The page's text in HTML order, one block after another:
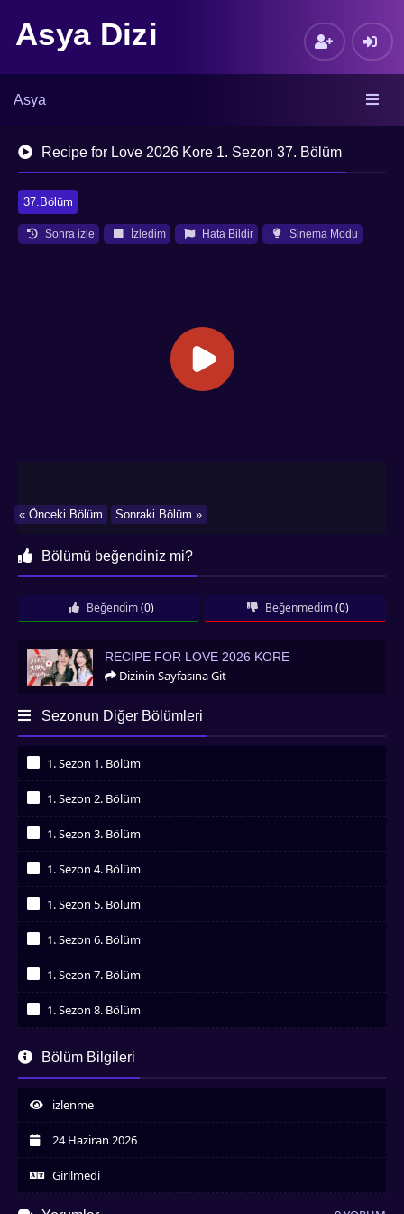
Asya Dizi
Asya
Recipe for Love 2026 Kore 1. Sezon 37. Bölüm
37.Bölüm
Sonra izle İzledim Hata Bildir Sinema Modu
Sonraki Bölüm »
« Önceki Bölüm
Bölümü beğendiniz mi?
Beğendim (0) Beğenmedim (0)
Recipe for Love 2026 Kore
RECIPE FOR LOVE 2026 KORE
Dizinin Sayfasına Git
Sezonun Diğer Bölümleri
1. Sezon 1. Bölüm
1. Sezon 2. Bölüm
1. Sezon 3. Bölüm
1. Sezon 4. Bölüm
1. Sezon 5. Bölüm
1. Sezon 6. Bölüm
1. Sezon 7. Bölüm
1. Sezon 8. Bölüm
İzledim
İzledim
1. Sezon 10. Bölüm
İzledim
İzledim
İzledim
Bölüm Bilgileri
izlenme
24 Haziran 2026
Girilmedi